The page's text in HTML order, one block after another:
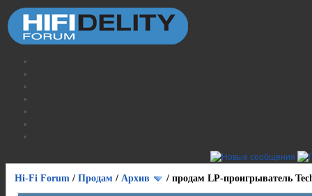
Hi-Fi Forum / Продам / Архив / продам LP-проигрыватель